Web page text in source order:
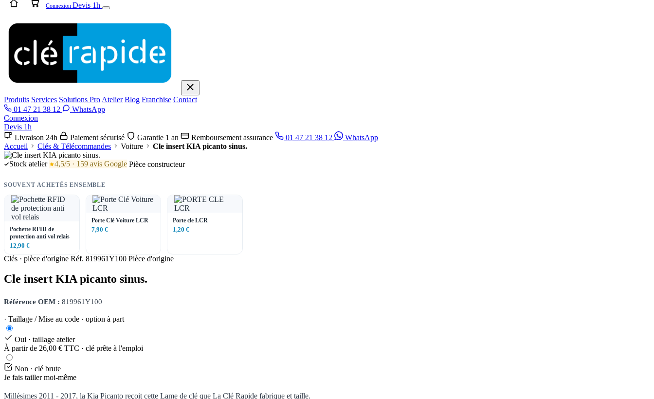
Connexion Devis 1h
Produits Services Solutions Pro Atelier Blog Franchise Contact
01 47 21 38 12
WhatsApp
Connexion
Devis 1h
Livraison 24h
Paiement sécurisé Garantie 1 an Remboursement assurance 01 47 21 38 12
WhatsApp
Accueil
Clés & Télécommandes Voiture Cle insert KIA picanto sinus.
Stock atelier 4,5/5 · 159 avis Google Pièce constructeur
SOUVENT ACHETÉS ENSEMBLE
Pochette RFID de
protection anti vol relais
12,90 €
Porte Clé Voiture LCR
7,90 €
Porte cle LCR
1,20 €
Clés · pièce d'origine Réf. 819961Y100 Pièce d'origine
Cle insert KIA picanto sinus.
Référence OEM : 819961Y100
· Taillage / Mise au code · option à part
Oui · taillage atelier
À partir de 26,00 € TTC · clé prête à l'emploi
Non · clé brute
Je fais tailler moi-même
Millésimes 2011 - 2017, la Kia Picanto reçoit cette Lame de clé que La Clé Rapide fabrique et taille.